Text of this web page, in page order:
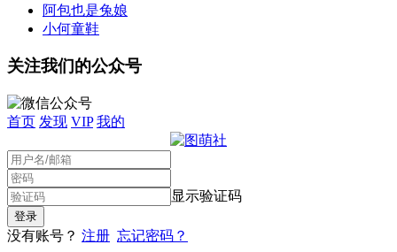
阿包也是兔娘
小何童鞋
关注我们的公众号
首页 发现 VIP 我的
显示验证码
没有账号？ 注册 忘记密码？